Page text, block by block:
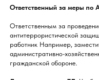
Ответственный за меры по
Ответственным за
антитеррористической
работник Например,
административно-
гражданской обороне.